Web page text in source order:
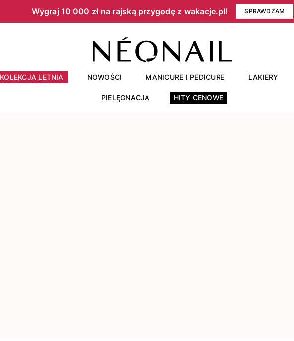
Wygraj 10 000 zł na rajską przygodę z wakacje.pl!​ SPRAWDZAM
KOLEKCJA LETNIA NOWOŚCI MANICURE I PEDICURE LAKIERY
PIELĘGNACJA HITY CENOWE